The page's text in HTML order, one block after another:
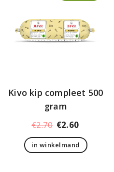
Kivo kip compleet 500
gram
€2.70 Oorspronkelijke
prijs
was:
€2.60
prijs
is:
in winkelmand